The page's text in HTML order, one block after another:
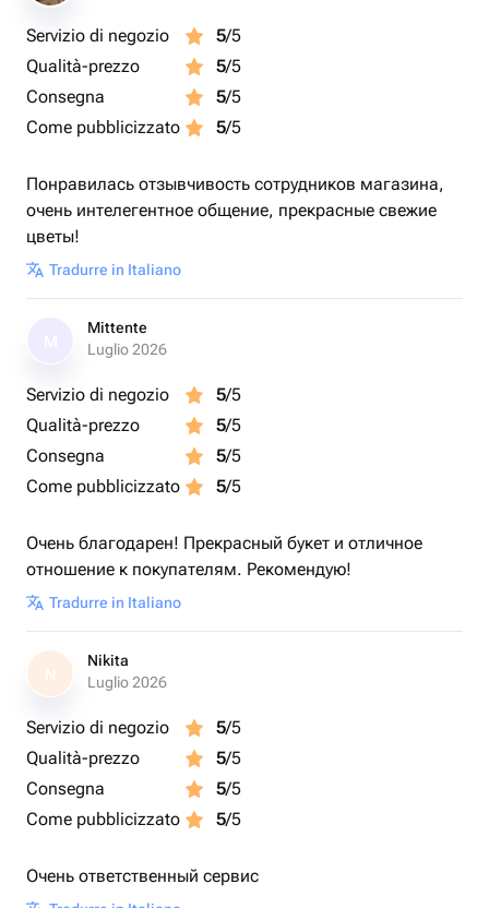
Servizio di negozio 5/5
Qualità-prezzo
5/5
Consegna
5/5
Come pubblicizzato
5/5
Понравилась отзывчивость сотрудников магазина,
очень интелегентное общение, прекрасные свежие
цветы!
Tradurre in Italiano
Mittente
Luglio 2026
Servizio di negozio 5/5
Qualità-prezzo
5/5
Consegna
5/5
Come pubblicizzato
5/5
Очень благодарен! Прекрасный букет и отличное
отношение к покупателям. Рекомендую!
Tradurre in Italiano
N
Nikita
Luglio 2026
Servizio di negozio 5/5
Qualità-prezzo
5/5
Consegna
5/5
Come pubblicizzato
5/5
Очень ответственный сервис